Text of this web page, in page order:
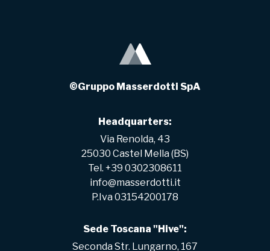
©Gruppo Masserdotti SpA
Headquarters:
Via Renolda, 43
25030 Castel Mella (BS)
Tel. +39 0302308611
info@masserdotti.it
P.Iva 03154200178
Sede Toscana "Hive":
Seconda Str. Lungarno, 167